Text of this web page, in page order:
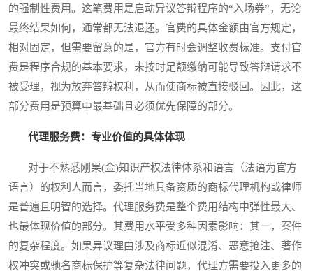
的强制性费用。这笔费用是启动异议答辩程序的“入场券”，无论
最终结果如何，通常都无法退还。官费的具体金额由官方规定，
相对固定，但需要留意的是，官方有时会调整收费标准。支付官
费是程序合规的基本要求，未按时足额缴纳可能导致答辩请求不
被受理，视为放弃答辩权利，从而使商标被直接驳回。因此，这
部分费用是预算中最基础且必须优先保障的部分。
代理服务费：专业价值的具体体现
对于不熟悉刚果(金)知识产权法律体系和语言（法语为官方
语言）的权利人而言，委托当地具备资质的商标代理机构或律师
是普遍且明智的选择。代理服务费是整个费用结构中弹性最大、
也最体现价值的部分。其费用水平受多种因素影响：其一，案件
的复杂程度。如果异议理由涉及商标近似混淆、恶意抢注、著作
权冲突或驰名商标保护等复杂法律问题，代理方需要投入更多的